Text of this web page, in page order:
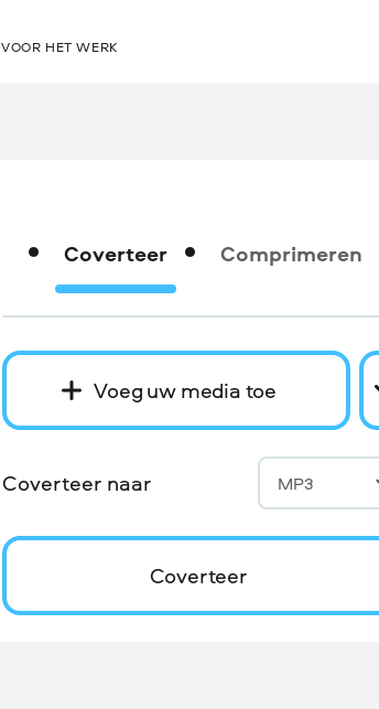
VOOR HET WERK
Coverteer Comprimeren
Voeg uw media toe
Coverteer naar MP3
Coverteer